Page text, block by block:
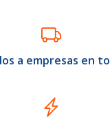
a empresas en